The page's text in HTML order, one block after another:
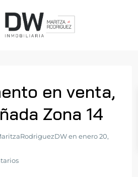
en venta,
Zona 14
en enero 20,